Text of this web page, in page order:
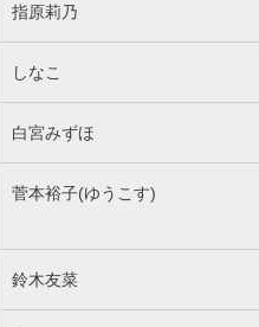
指原莉乃
しなこ
白宮みずほ
菅本裕子(ゆうこす)
鈴木友菜